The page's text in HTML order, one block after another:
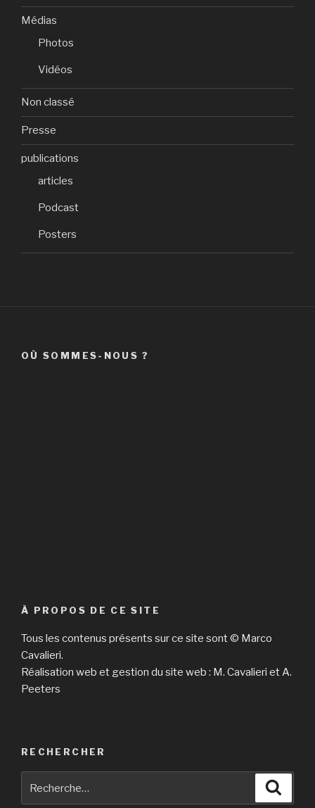
Médias
Photos
Vidéos
Non classé
Presse
publications
articles
Podcast
Posters
OÙ SOMMES-NOUS ?
À PROPOS DE CE SITE
Tous les contenus présents sur ce site sont © Marco
Cavalieri.
Réalisation web et gestion du site web : M. Cavalieri et A.
Peeters
RECHERCHER